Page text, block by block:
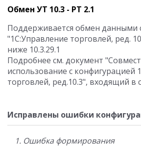
Обмен УТ 10.3 - РТ 2.1
Поддерживается обмен данными
"1С:Управление торговлей, ред.
ниже 10.3.29.1
Подробнее см. документ
использование с конфигурацией
торговлей, ред.10.3", входящий в
Исправлены ошибки
1. Ошибка формирования